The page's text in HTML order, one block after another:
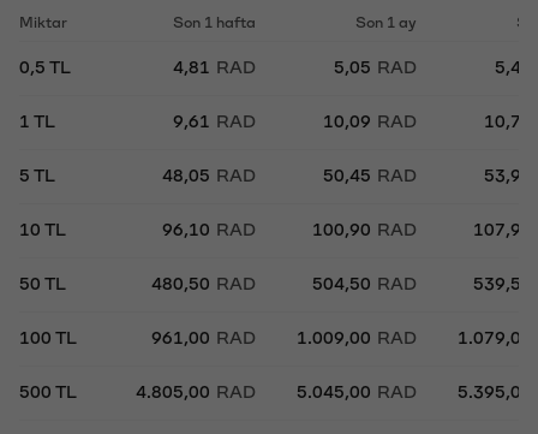
Miktar Son 1 hafta Son 1 ay
0,5 TL 4,81 RAD 5,05 RAD 5,40
1 TL 9,61 RAD 10,09 RAD 10,79
5 TL 48,05 RAD 50,45 RAD 53,95
10 TL 96,10 RAD 100,90 RAD 107,90
50 TL 480,50 RAD 504,50 RAD 539,50
100 TL 961,00 RAD 1.009,00 RAD 1.079,00
500 TL 4.805,00 RAD 5.045,00 RAD 5.395,00